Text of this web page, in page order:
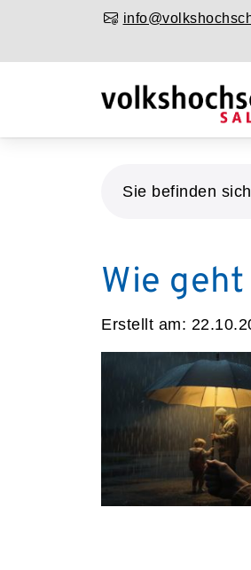
Sie befinden
Wie
Erstellt am: